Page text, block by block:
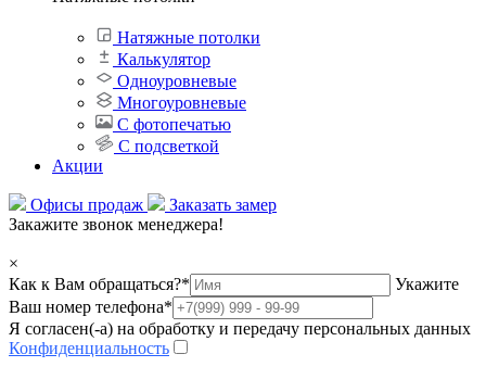
Натяжные потолки
Калькулятор
Одноуровневые
Многоуровневые
С фотопечатью
С подсветкой
Акции
Офисы продаж
Заказать замер
Закажите звонок менеджера!
×
Как к Вам обращаться?*
Укажите
Ваш номер телефона*
Я согласен(-а) на обработку и передачу персональных данных
Конфиденциальность